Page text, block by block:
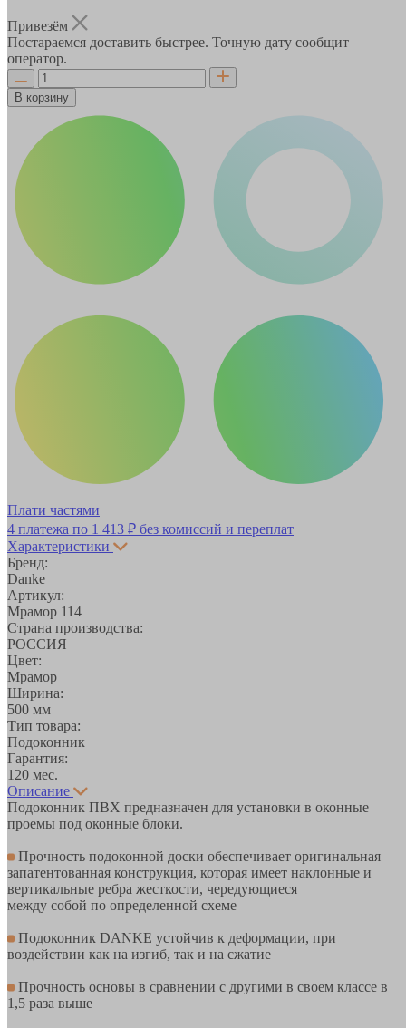
Привезём
Постараемся доставить быстрее. Точную дату сообщит
оператор.
В корзину
Плати частями
4 платежа по 1 413 ₽ без комиссий и переплат
Характеристики
Бренд:
Danke
Артикул:
Мрамор 114
Страна производства:
РОССИЯ
Цвет:
Мрамор
Ширина:
500 мм
Тип товара:
Подоконник
Гарантия:
120 мес.
Описание
Подоконник ПВХ предназначен для установки в оконные
проемы под оконные блоки.
Прочность подоконной доски обеспечивает оригинальная
запатентованная конструкция, которая имеет наклонные и
вертикальные ребра жесткости, чередующиеся
между собой по определенной схеме
Подоконник DANKE устойчив к деформации, при
воздействии как на изгиб, так и на сжатие
Прочность основы в сравнении с другими в своем классе в
1,5 раза выше